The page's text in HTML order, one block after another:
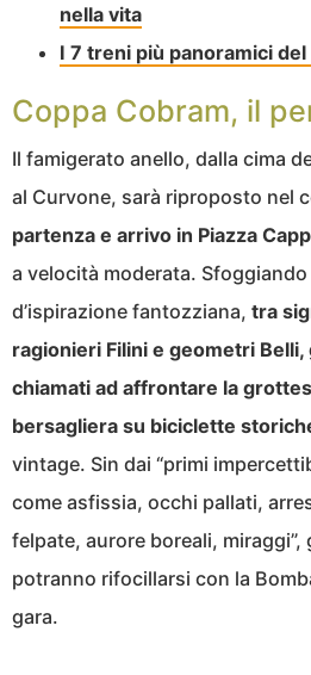
nella vita
I 7 treni più panoramici
Coppa Cobram, il
Il famigerato anello, dalla cima
al Curvone, sarà riproposto nel
partenza e arrivo in Piazza
a velocità moderata. Sfoggiando
d’ispirazione fantozziana, tra
ragionieri Filini e geometri
chiamati ad affrontare la
bersagliera su biciclette
vintage. Sin dai “primi
come asfissia, occhi pallati,
felpate, aurore boreali,
potranno rifocillarsi con la
gara.